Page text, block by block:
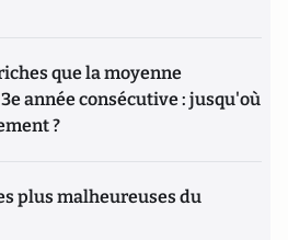
que la moyenne
année consécutive : jusqu'où
?
plus malheureuses du